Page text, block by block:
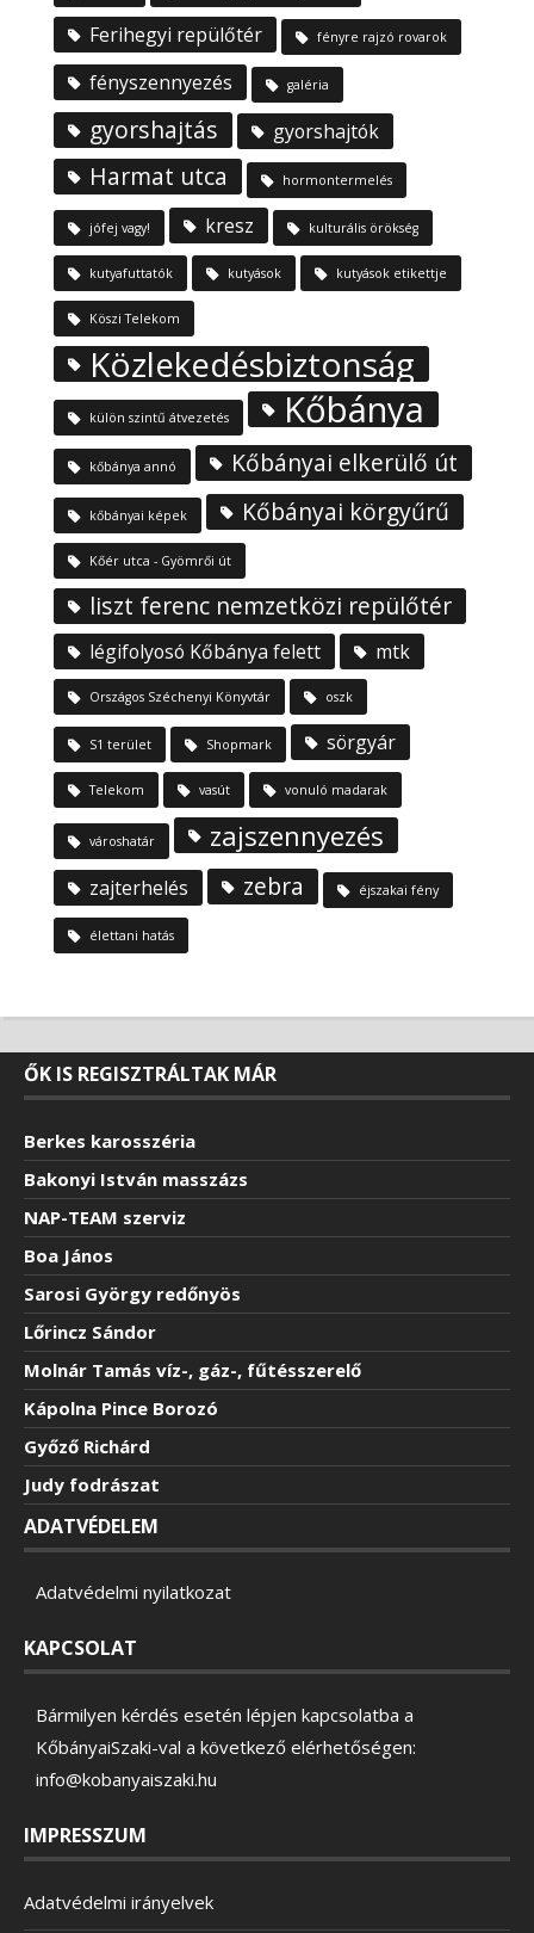
Ferihegyi repülőtér fényre rajzó rovarok
fényszennyezés galéria
gyorshajtás gyorshajtók
Harmat utca hormontermelés
jófej vagy! kresz kulturális örökség
kutyafuttatók kutyások kutyások etikettje
Köszi Telekom
Közlekedésbiztonság
külön szintű átvezetés Kőbánya
kőbánya annó Kőbányai elkerülő út
kőbányai képek Kőbányai körgyűrű
Kőér utca - Gyömrői út
liszt ferenc nemzetközi repülőtér
légifolyosó Kőbánya felett mtk
Országos Széchenyi Könyvtár oszk
S1 terület Shopmark sörgyár
Telekom vasút vonuló madarak
városhatár zajszennyezés
zajterhelés zebra éjszakai fény
élettani hatás
ŐK IS REGISZTRÁLTAK MÁR
Berkes karosszéria
Bakonyi István masszázs
NAP-TEAM szerviz
Boa János
Sarosi György redőnyös
Lőrincz Sándor
Molnár Tamás víz-, gáz-, fűtésszerelő
Kápolna Pince Borozó
Győző Richárd
Judy fodrászat
ADATVÉDELEM
Adatvédelmi nyilatkozat
KAPCSOLAT
Bármilyen kérdés esetén lépjen kapcsolatba a
KőbányaiSzaki-val a következő elérhetőségen:
info@kobanyaiszaki.hu
IMPRESSZUM
Adatvédelmi irányelvek